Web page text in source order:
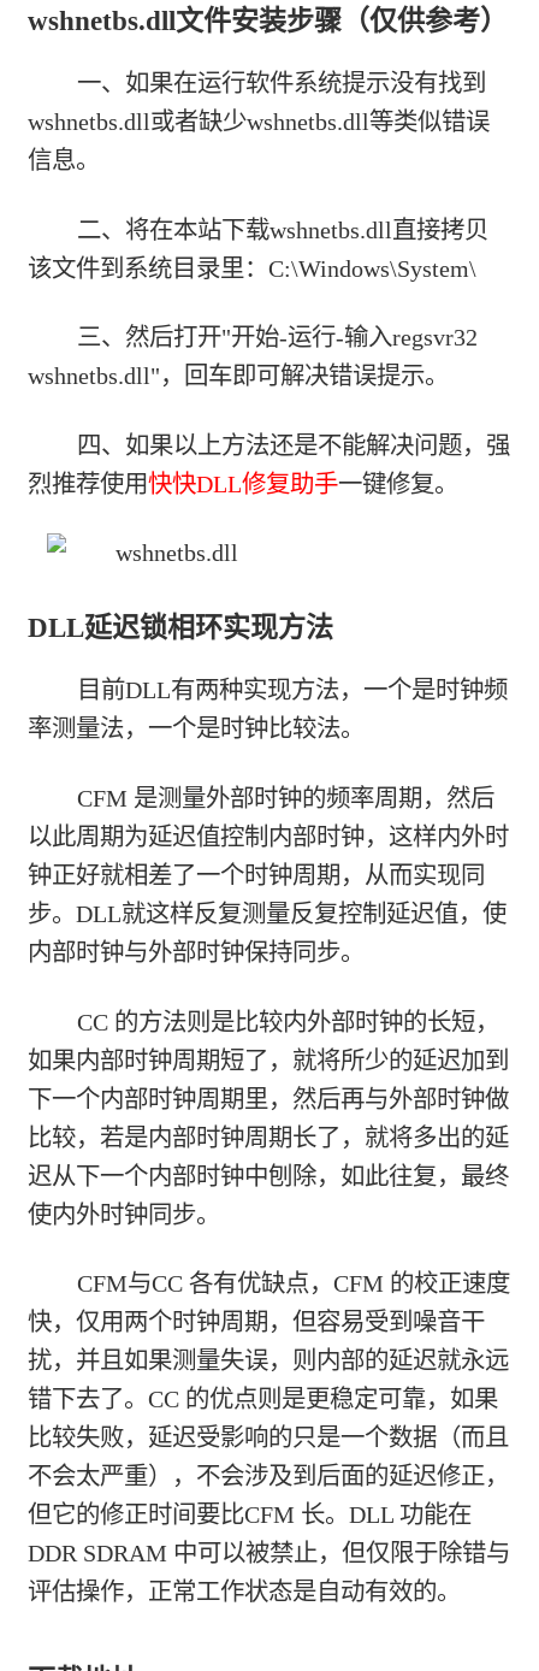
wshnetbs.dll文件安装步骤（仅供参考）
一、如果在运行软件系统提示没有找到
wshnetbs.dll或者缺少wshnetbs.dll等类似错误
信息。
二、将在本站下载wshnetbs.dll直接拷贝
该文件到系统目录里：C:\Windows\System\
三、然后打开"开始-运行-输入regsvr32
wshnetbs.dll"，回车即可解决错误提示。
四、如果以上方法还是不能解决问题，强
烈推荐使用快快DLL修复助手一键修复。
DLL延迟锁相环实现方法
目前DLL有两种实现方法，一个是时钟频
率测量法，一个是时钟比较法。
CFM 是测量外部时钟的频率周期，然后
以此周期为延迟值控制内部时钟，这样内外时
钟正好就相差了一个时钟周期，从而实现同
步。DLL就这样反复测量反复控制延迟值，使
内部时钟与外部时钟保持同步。
CC 的方法则是比较内外部时钟的长短，
如果内部时钟周期短了，就将所少的延迟加到
下一个内部时钟周期里，然后再与外部时钟做
比较，若是内部时钟周期长了，就将多出的延
迟从下一个内部时钟中刨除，如此往复，最终
使内外时钟同步。
CFM与CC 各有优缺点，CFM 的校正速度
快，仅用两个时钟周期，但容易受到噪音干
扰，并且如果测量失误，则内部的延迟就永远
错下去了。CC 的优点则是更稳定可靠，如果
比较失败，延迟受影响的只是一个数据（而且
不会太严重），不会涉及到后面的延迟修正，
但它的修正时间要比CFM 长。DLL 功能在
DDR SDRAM 中可以被禁止，但仅限于除错与
评估操作，正常工作状态是自动有效的。